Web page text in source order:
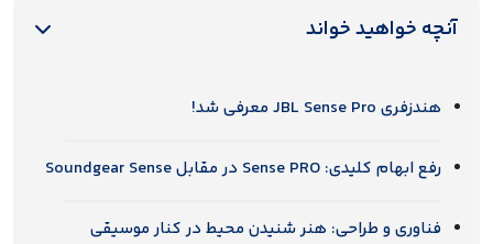
آنچه خواهید خواند
هندزفری JBL Sense Pro معرفی شد!
رفع ابهام کلیدی: Sense PRO در مقابل Soundgear Sense
فناوری و طراحی: هنر شنیدن محیط در کنار موسیقی